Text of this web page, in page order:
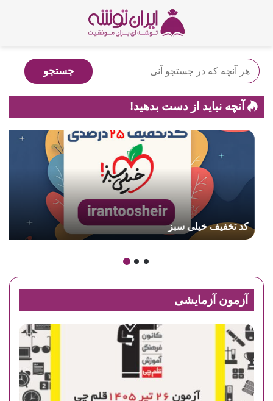
آنچه نباید از دست بدهید!
کد تخفیف خیلی سبز
آزمون آزمایشی